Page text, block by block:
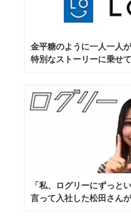
金平糖のように一人一人
特別なストーリーに乗せ
「私、ログリーにずっと
言って入社した松田さん